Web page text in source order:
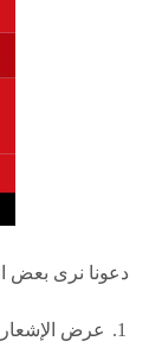
دعونا نرى بعض
عرض